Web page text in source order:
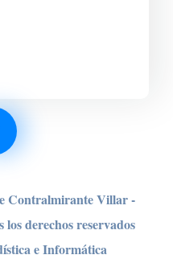
Contralmirante Villar -
derechos reservados
e Informática